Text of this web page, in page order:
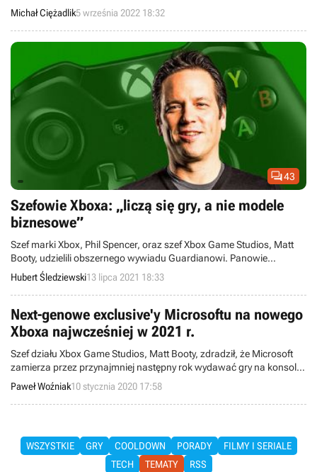
deweloper wyraził życzenie, by zaprzęc sztuczną inteligencję do
testowania gier.
Michał Ciężadlik5 września 2022 18:32
43
Szefowie Xboxa: „liczą się gry, a nie modele
biznesowe”
Szef marki Xbox, Phil Spencer, oraz szef Xbox Game Studios, Matt
Booty, udzielili obszernego wywiadu Guardianowi. Panowie
przyznali, że zamierzają podejmować ryzyko przy tworzeniu
kolejnych gier, w tym produkcji singlowych, z których nie wszystkie
muszą być wspierane długo po premierze.
Hubert Śledziewski13 lipca 2021 18:33
Next-genowe exclusive'y Microsoftu na nowego
Xboxa najwcześniej w 2021 r.
Szef działu Xbox Game Studios, Matt Booty, zdradził, że Microsoft
zamierza przez przynajmniej następny rok wydawać gry na konsole
zarówno nadchodzącej, jak i obecnej generacji oraz komputery
osobiste. Oznacza to, że w dniu premiery nowego Xboksa nie będą
na niego dostępne żadne next-genowe tytuły ekskluzywne.
Paweł Woźniak10 stycznia 2020 17:58
WSZYSTKIE GRY COOLDOWN PORADY
FILMY I SERIALE
TECH
TEMATY RSS